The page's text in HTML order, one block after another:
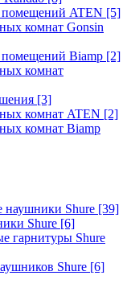
помещений ATEN [5]
комнат Gonsin
помещений Biamp [2]
комнат
[3]
комнат ATEN [2]
комнат Biamp
наушники Shure [39]
Shure [6]
гарнитуры Shure
Shure [6]